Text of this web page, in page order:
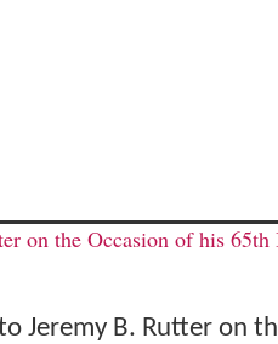
on the Occasion of his
Jeremy B. Rutter on